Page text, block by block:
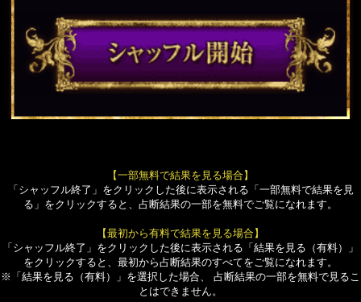
【一部無料で結果を見る場合】
「シャッフル終了」をクリックした後に表示される「一部無料で結果を見
る」をクリックすると、占断結果の一部を無料でご覧になれます。
【最初から有料で結果を見る場合】
「シャッフル終了」をクリックした後に表示される「結果を見る（有料）」
をクリックすると、最初から占断結果のすべてをご覧になれます。
※「結果を見る（有料）」を選択した場合、 占断結果の一部を無料で見るこ
とはできません。